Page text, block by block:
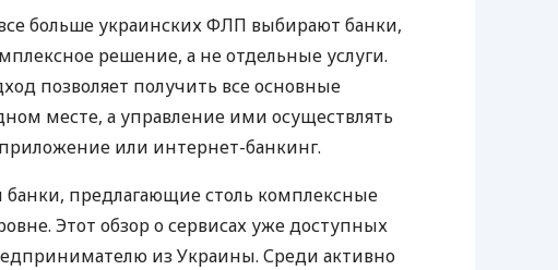
больше украинских ФЛП выбирают банки,
решение, а не отдельные услуги.
позволяет получить все основные
месте, а управление ими осуществлять
или интернет-банкинг.
предлагающие столь комплексные
Этот обзор о сервисах уже доступных
из Украины. Среди активно